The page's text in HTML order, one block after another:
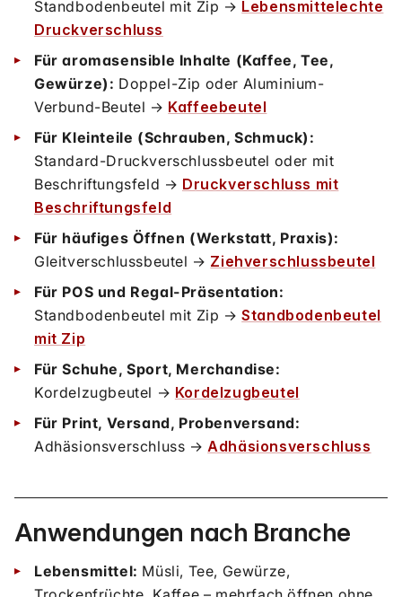
Standbodenbeutel mit Zip → Lebensmittelechte
Druckverschluss
Für aromasensible Inhalte (Kaffee, Tee,
Gewürze): Doppel-Zip oder Aluminium-
Verbund-Beutel → Kaffeebeutel
Für Kleinteile (Schrauben, Schmuck):
Standard-Druckverschlussbeutel oder mit
Beschriftungsfeld → Druckverschluss mit
Beschriftungsfeld
Für häufiges Öffnen (Werkstatt, Praxis):
Gleitverschlussbeutel → Ziehverschlussbeutel
Für POS und Regal-Präsentation:
Standbodenbeutel mit Zip →Standbodenbeutel
mit Zip
Für Schuhe, Sport, Merchandise:
Kordelzugbeutel → Kordelzugbeutel
Für Print, Versand, Probenversand:
Adhäsionsverschluss →Adhäsionsverschluss
Anwendungen nach Branche
Lebensmittel: Müsli, Tee, Gewürze,